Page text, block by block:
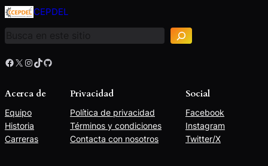
CEPDEL
u
s
a
rFacebook X Instagram TikTok GitHub
Acerca de
Equipo
Historia
Carreras
Privacidad
Política de privacidad
Términos y condiciones
Contacta con nosotros
Social
Facebook
Instagram
Twitter/X